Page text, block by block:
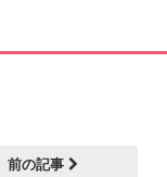
前の記事